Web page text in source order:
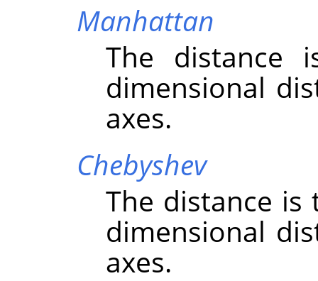
Manhattan
The distance
dimensional
axes.
Chebyshev
The distance
dimensional
axes.